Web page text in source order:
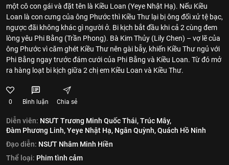
một cô con gái và đặt tên là Kiều Loan (Yeye Nhật Hạ). Nếu Kiều
Loan là con cưng của ông Phước thì Kiều Thư lại bị ông đối xử tệ bạc,
ngược đãi không khác gì người ở. Bi kịch bắt đầu khi cả 2 cùng đem
lòng yêu Phi Bằng (Trần Phong). Bà Kim Thủy (Lily Chen) – vợ lẽ của
ông Phước vì căm ghét Kiều Thư nên gài bẫy, khiến Kiều Thư ngủ với
Phi Bằng ngay trước đám cưới của Phi Bằng và Kiều Loan. Từ đó mở
ra hàng loạt bi kịch giữa 2 chị em Kiều Loan và Kiều Thư.
0 Bình luận Chia sẻ
Diễn viên: NSƯT Trương Minh Quốc Thái,Trúc Mây,
Đàm Phương Linh,Yeye Nhật Hạ, Ngân Quỳnh,Quách Hồ Ninh
Đạo diễn: NSƯT Nhâm Minh Hiền
Thể loại: Phim tình cảm